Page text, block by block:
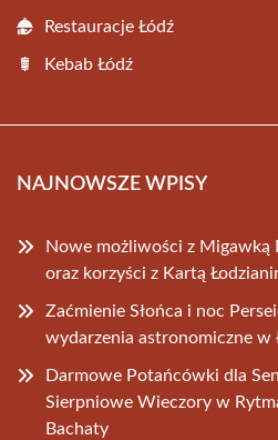
Restauracje Łódź
Kebab Łódź
NAJNOWSZE WPISY
Nowe możliwości z Migawką
oraz korzyści z Kartą
Zaćmienie Słońca i noc
wydarzenia astronomiczne w
Darmowe Potańcówki dla
Sierpniowe Wieczory w
Bachaty